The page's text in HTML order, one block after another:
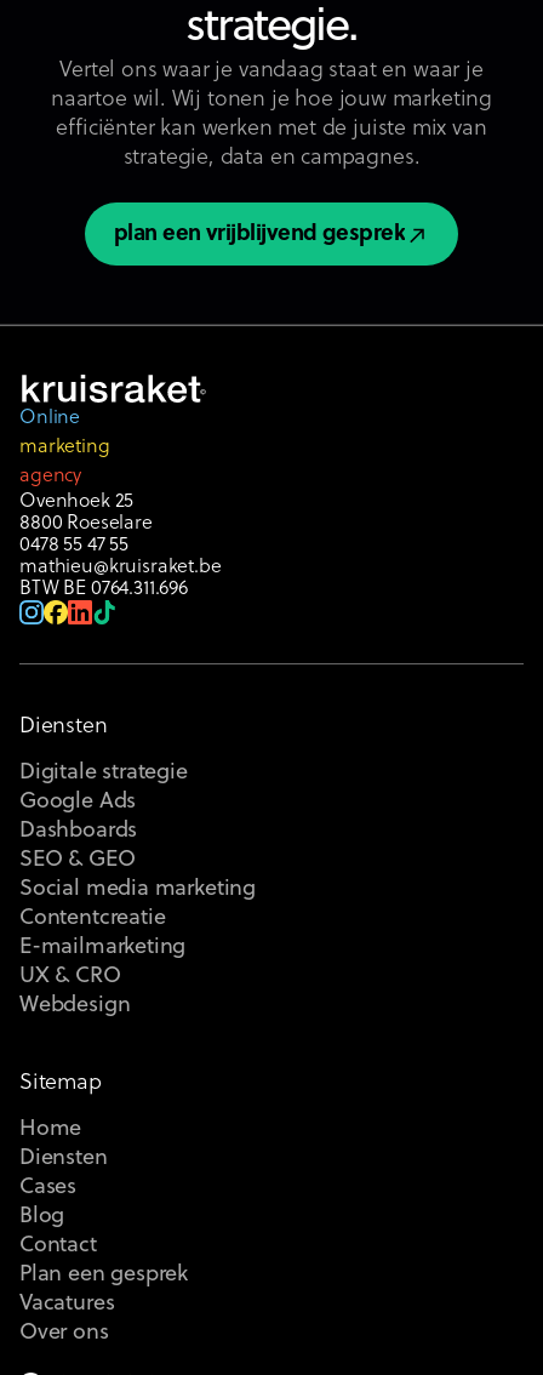
strategie.
Vertel ons waar je vandaag staat en waar je
naartoe wil. Wij tonen je hoe jouw marketing
efficiënter kan werken met de juiste mix van
strategie, data en campagnes.
plan een vrijblijvend gesprek
plan een vrijblijvend gesprek
Online
marketing
agency
Ovenhoek 25
8800 Roeselare
0478 55 47 55
mathieu@kruisraket.be
BTW BE 0764.311.696
Diensten
Digitale strategie
Google Ads
Dashboards
SEO & GEO
Social media marketing
Contentcreatie
E-mailmarketing
UX & CRO
Webdesign
Sitemap
Home
Diensten
Cases
Blog
Contact
Plan een gesprek
Vacatures
Over ons